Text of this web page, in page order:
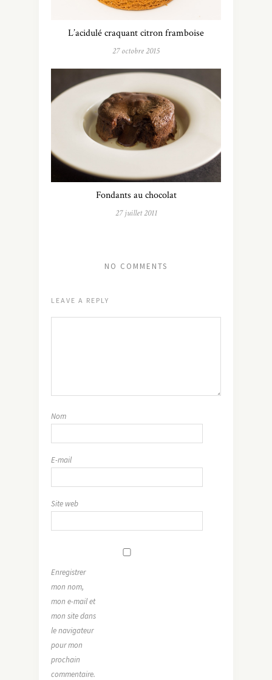
L’acidulé craquant citron framboise
27 octobre 2015
Fondants au chocolat
27 juillet 2011
NO COMMENTS
LEAVE A REPLY
Nom
E-mail
Site web
Enregistrer
mon nom,
mon e-mail et
mon site dans
le navigateur
pour mon
prochain
commentaire.